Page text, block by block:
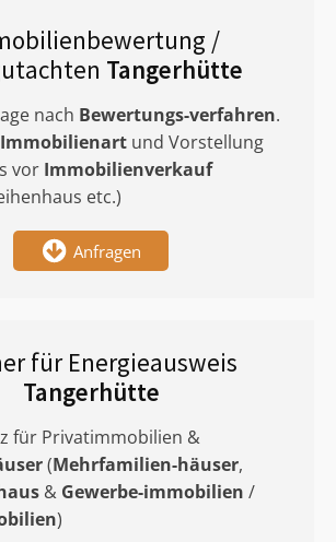
/
Tangerhütte
nach Bewertungs-verfahren.
Immobilienart und Vorstellung
vor Immobilienverkauf
etc.)
Anfragen
für Energieausweis
Tangerhütte
für Privatimmobilien &
(Mehrfamilien-häuser,
& Gewerbe-immobilien /
)